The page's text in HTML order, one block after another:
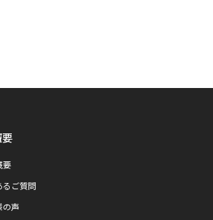
要
るご質問
の声